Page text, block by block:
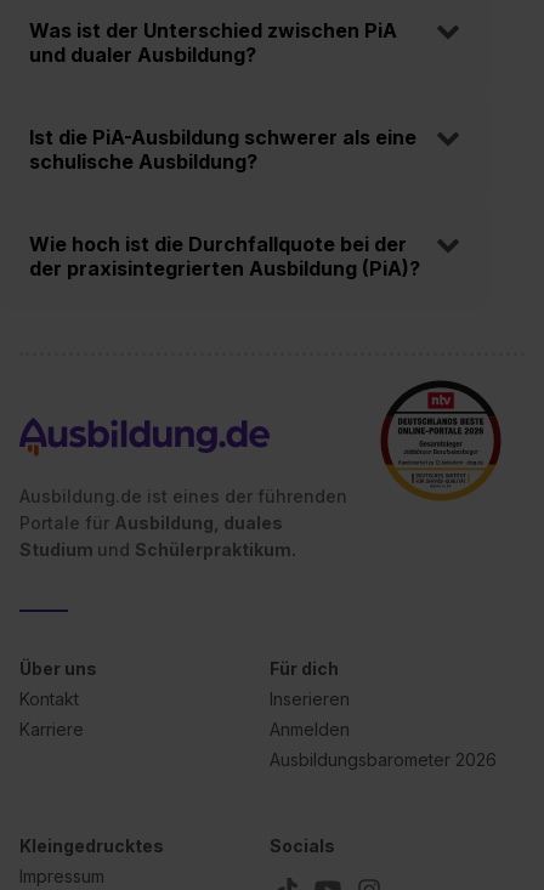
Was ist der Unterschied zwischen PiA
und dualer Ausbildung?
Ist die PiA-Ausbildung schwerer als eine
schulische Ausbildung?
Wie hoch ist die Durchfallquote bei der
der praxisintegrierten Ausbildung (PiA)?
Ausbildung.de ist eines der führenden
Portale für Ausbildung, duales
Studium und Schülerpraktikum.
Über uns
Kontakt
Karriere
Für dich
Inserieren
Anmelden
Ausbildungsbarometer 2026
Kleingedrucktes
Impressum
Socials